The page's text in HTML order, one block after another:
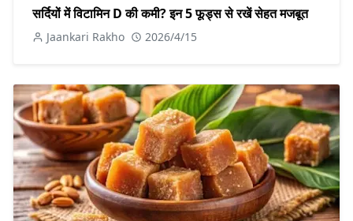
सर्दियों में विटामिन D की कमी? इन 5 फूड्स से रखें सेहत मजबूत
Jaankari Rakho 2026/4/15